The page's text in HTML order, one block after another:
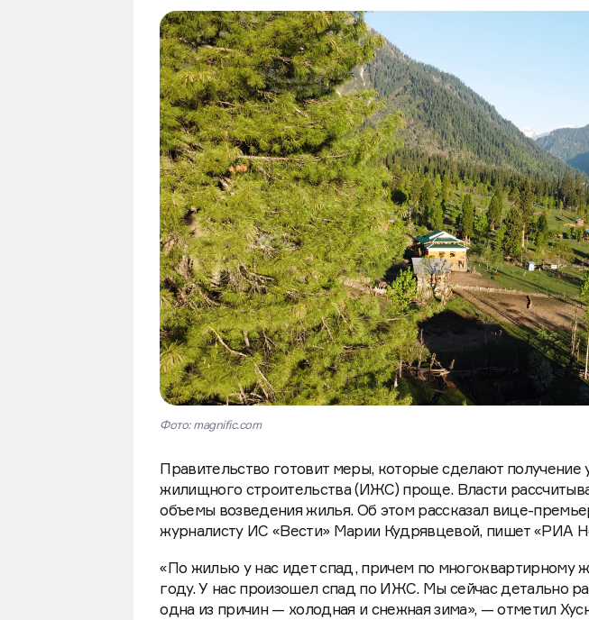
Фото: magnific.com
Правительство готовит меры, которые сделают получение
жилищного строительства (ИЖС) проще. Власти
объемы возведения жилья. Об этом рассказал вице-
журналисту ИС «Вести» Марии Кудрявцевой, пишет «РИА
«По жилью у нас идет спад, причем по
году. У нас произошел спад по ИЖС. Мы сейчас детально
одна из причин — холодная и снежная зима», — отметил